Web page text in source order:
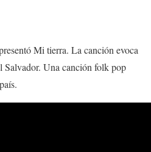
Mi tierra. La canción evoca
Salvador. Una canción folk pop